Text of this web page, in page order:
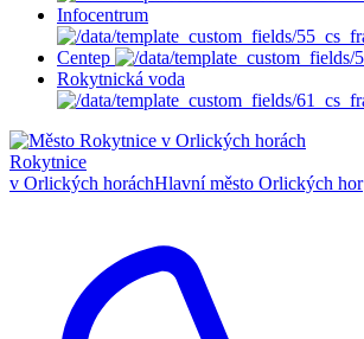
Infocentrum
Centep
Rokytnická voda
Rokytnice
v Orlických horáchHlavní město Orlických hor